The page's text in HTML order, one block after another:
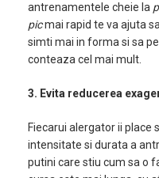
antrenamentele cheie la
picmai rapid te va ajuta
simti mai in forma si sa
conteaza cel mai mult.
3. Evita reducerea
Fiecarui alergator ii place
intensitate si durata a
putini care stiu cum sa o